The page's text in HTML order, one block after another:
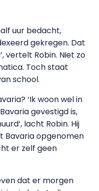
uur bedacht,
gekregen. Dat
vertelt Robin. Niet zo
Toch staat
school.
‘Ik woon wel in
gevestigd is,
lacht Robin. Hij
Bavaria opgenomen
er zelf geen
dat er morgen